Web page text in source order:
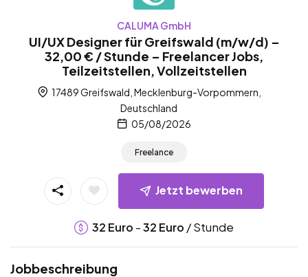
CALUMA GmbH
UI/UX Designer für Greifswald (m/w/d) –
32,00 € / Stunde – Freelancer Jobs,
Teilzeitstellen, Vollzeitstellen
17489 Greifswald, Mecklenburg-Vorpommern,
Deutschland
05/08/2026
Freelance
Jetzt bewerben
32 Euro -32 Euro / Stunde
Jobbeschreibung